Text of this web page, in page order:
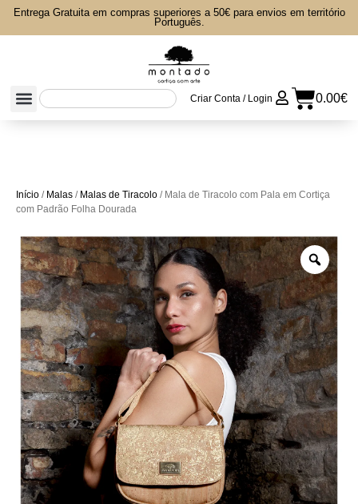
Entrega Gratuita em compras superiores a 50€ para envios em território
Português.
0.00€
Criar Conta / Login
Início / Malas / Malas de Tiracolo / Mala de Tiracolo com Pala em Cortiça
com Padrão Folha Dourada